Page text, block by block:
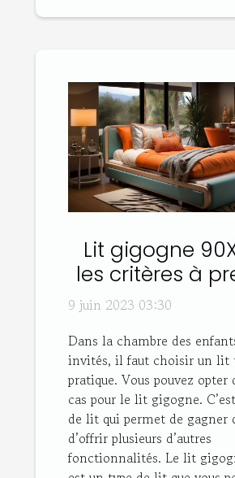
Lit gigogne
les critères à
en compte son
9 juin 2023 03:30
Dans la chambre des
invités, il faut choisir un lit
pratique. Vous pouvez opter
cas pour le lit gigogne.
de lit qui permet de gagner
d’offrir plusieurs d’autres
fonctionnalités. Le lit